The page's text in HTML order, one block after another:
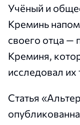
Учёный и
Креминь
своего отца —
Креминя,
исследовал их
Статья